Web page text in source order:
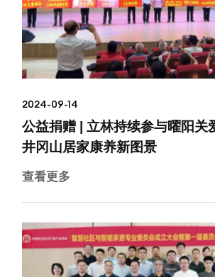
2024-09-14
公益捐赠 | 立林持续参与曜阳关
井冈山居家康养新图景
查看更多